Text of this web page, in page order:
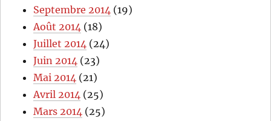
Septembre 2014 (19)
Août 2014 (18)
Juillet 2014 (24)
Juin 2014 (23)
Mai 2014 (21)
Avril 2014 (25)
Mars 2014 (25)